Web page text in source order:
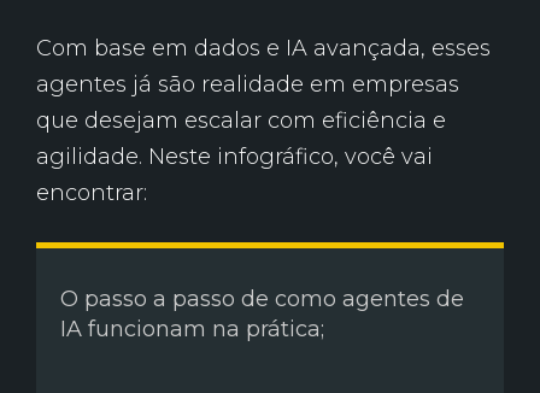
Com base em dados e IA avançada, esses
agentes já são realidade em empresas
que desejam escalar com eficiência e
agilidade. Neste infográfico, você vai
encontrar:
O passo a passo de como agentes de
IA funcionam na prática;